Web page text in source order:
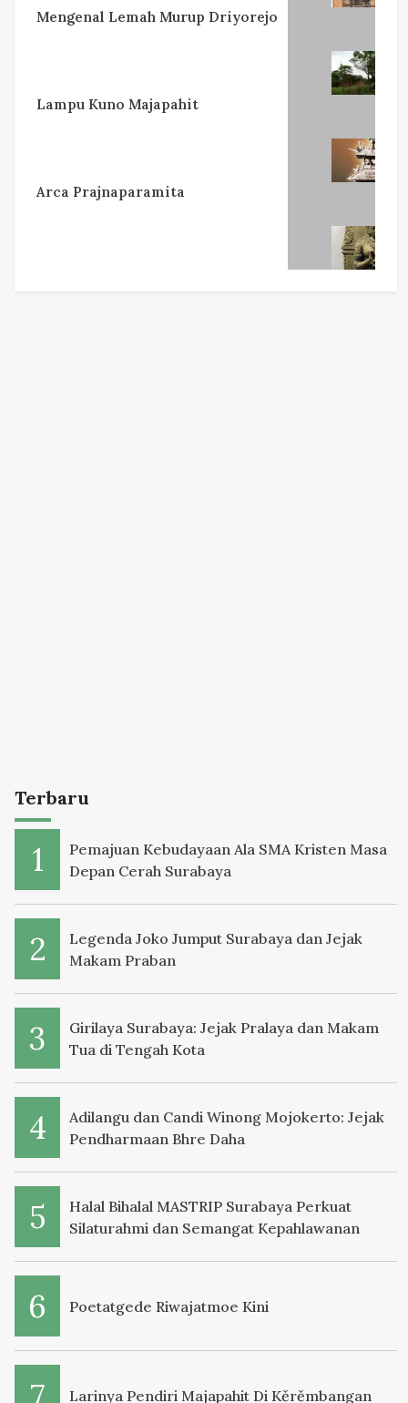
Mengenal Lemah Murup Driyorejo
Lampu Kuno Majapahit
Arca Prajnaparamita
Terbaru
Pemajuan Kebudayaan Ala SMA Kristen Masa
Depan Cerah Surabaya
Legenda Joko Jumput Surabaya dan Jejak
Makam Praban
Girilaya Surabaya: Jejak Pralaya dan Makam
Tua di Tengah Kota
Adilangu dan Candi Winong Mojokerto: Jejak
Pendharmaan Bhre Daha
Halal Bihalal MASTRIP Surabaya Perkuat
Silaturahmi dan Semangat Kepahlawanan
Poetatgede Riwajatmoe Kini
Larinya Pendiri Majapahit Di Kěrěmbangan